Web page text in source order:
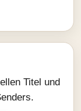
Titel und